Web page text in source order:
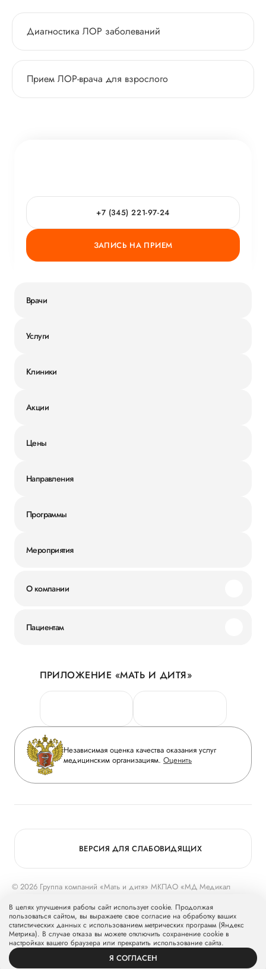
Диагностика ЛОР заболеваний
Прием ЛОР-врача для взрослого
+7 (345) 221-97-24
ЗАПИСЬ НА ПРИЕМ
Врачи
Услуги
Клиники
Акции
Цены
Направления
Программы
Мероприятия
О компании
Новости
Руководство
Сотрудничество
Инвесторам
Журнал «Мать и дитя»
Вакансии
Медицинский туризм
Пациентам
Личный кабинет
Персональные данные
Горячая линия качества
Вопрос-ответ
Приложение пациента
Статьи
ПРИЛОЖЕНИЕ «МАТЬ И ДИТЯ»
Независимая оценка качества оказания услуг
медицинским организациям. Оценить
© 2026 Группа компаний «Мать и дитя» МКПАО «МД Медикал
Группу компаний «Мать и дитя».
ВЕРСИЯ ДЛЯ СЛАБОВИДЯЩИХ
УСЛУГИ ПРОФИЛЬ
В целях улучшения работы сайт использует cookie. Продолжая
пользоваться сайтом, вы выражаете свое согласие на обработку ваших
статистических данных с использованием метрических программ (Яндекс
Метрика). В случае отказа вы можете отключить сохранение cookie в
настройках вашего браузера или прекратить использование сайта.
Я СОГЛАСЕН